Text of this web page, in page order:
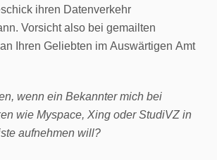
ihren Datenverkehr
Vorsicht also bei gemailten
Ihren Geliebten im Auswärtigen Amt
wenn ein Bekannter mich bei
wie Myspace, Xing oder StudiVZ in
aufnehmen will?